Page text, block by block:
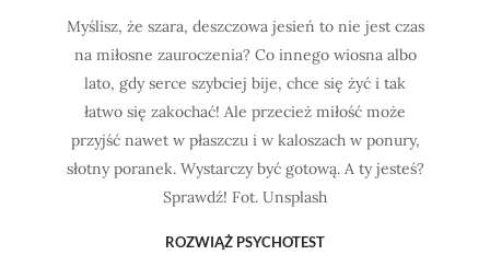
Myślisz, że szara, deszczowa jesień to nie jest czas
na miłosne zauroczenia? Co innego wiosna albo
lato, gdy serce szybciej bije, chce się żyć i tak
łatwo się zakochać! Ale przecież miłość może
przyjść nawet w płaszczu i w kaloszach w ponury,
słotny poranek. Wystarczy być gotową. A ty jesteś?
Sprawdź! Fot. Unsplash
ROZWIĄŻ PSYCHOTEST